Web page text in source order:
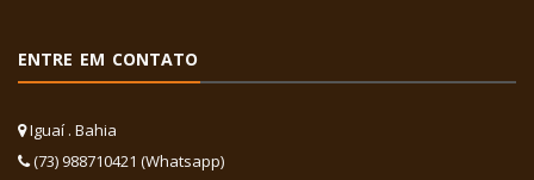
ENTRE EM CONTATO
Iguaí . Bahia
(73) 988710421 (Whatsapp)